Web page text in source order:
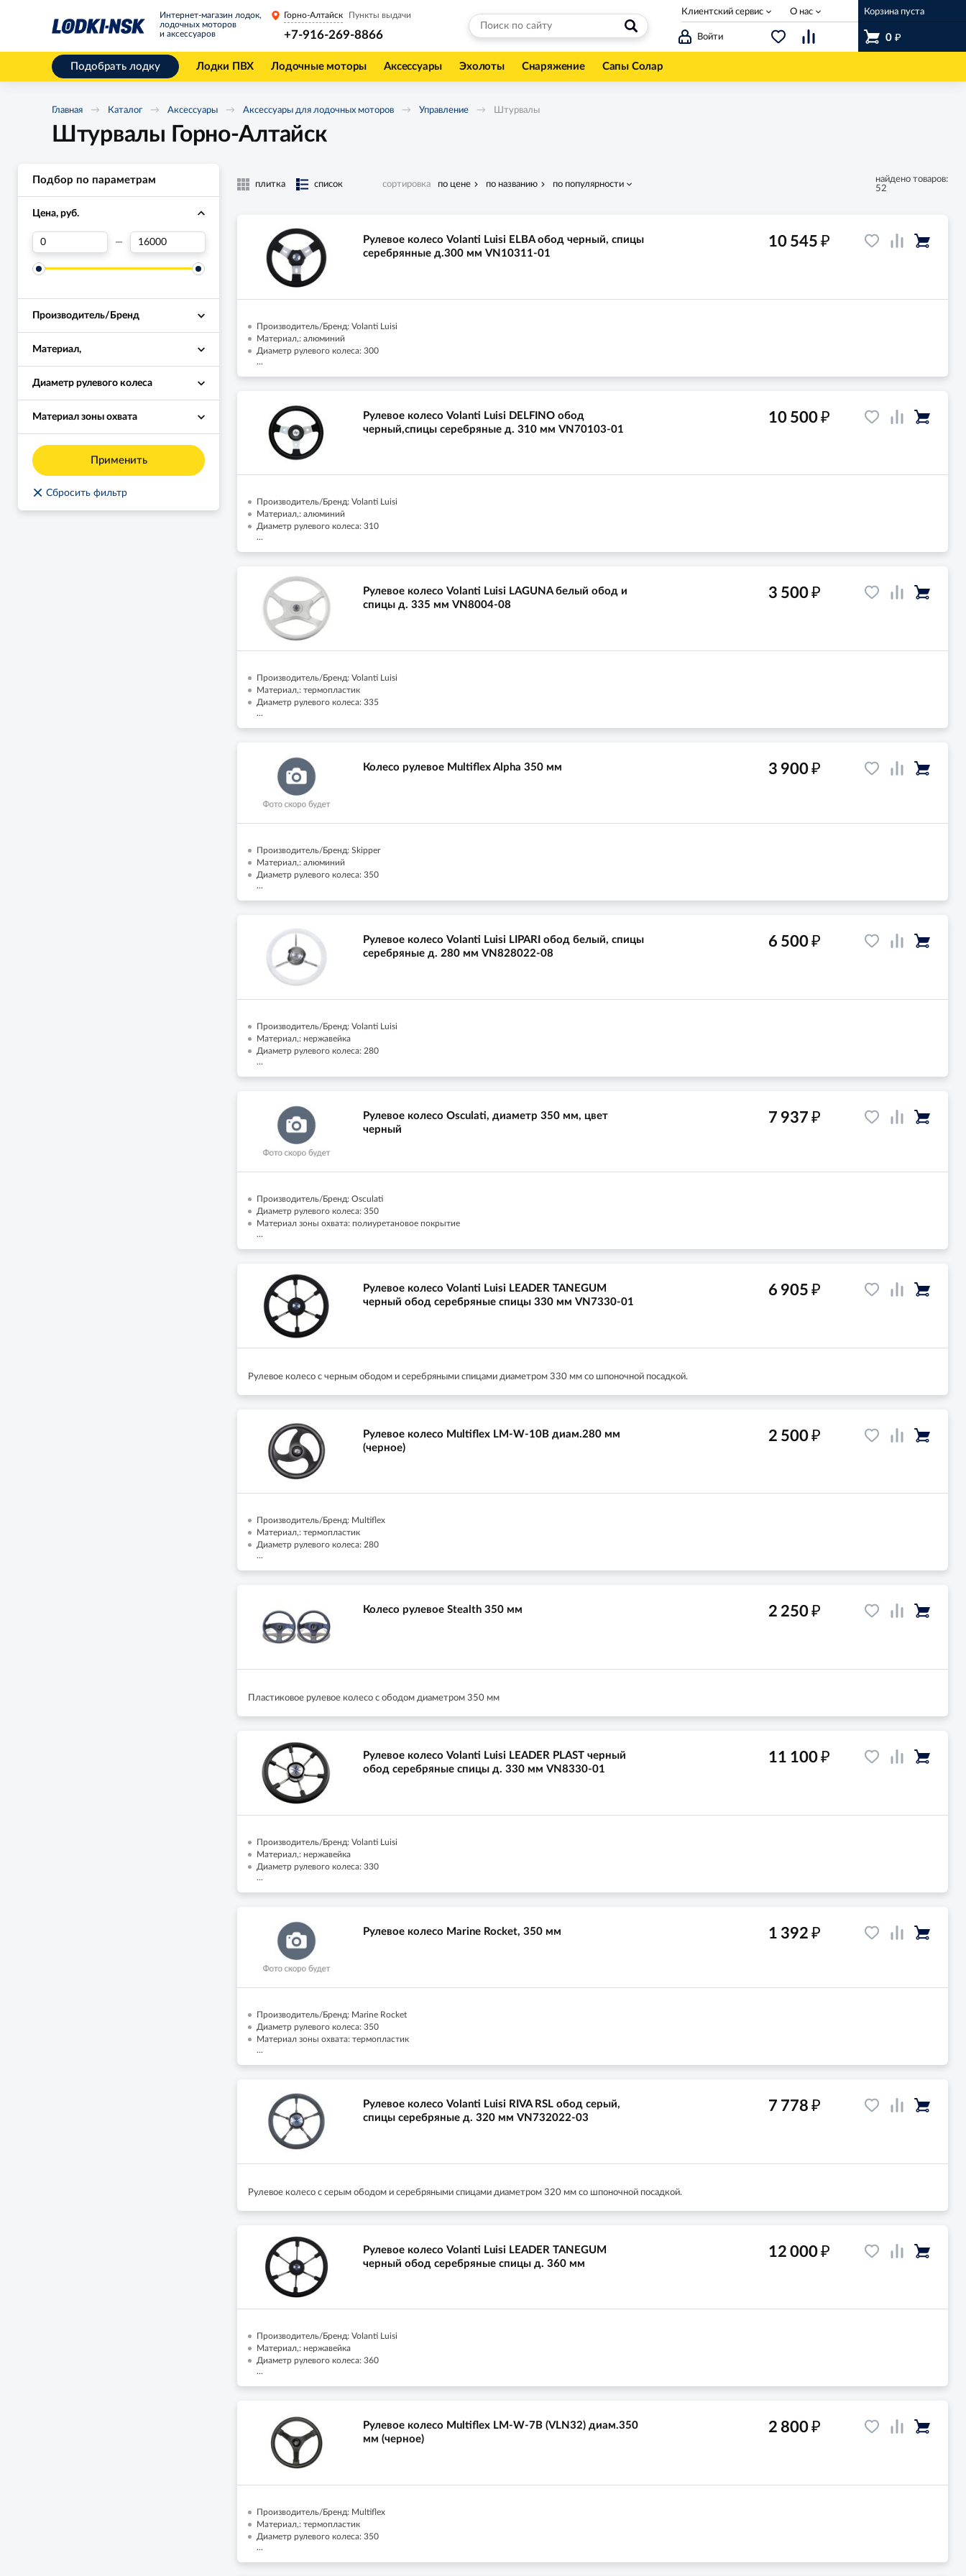
Интернет-магазин лодок,
лодочных моторов
и аксессуаров
Войти
Корзина пуста
0 ₽
Горно-Алтайск Пункты выдачи
+7-916-269-8866
Клиентский сервис О нас
Подобрать лодку Лодки ПВХ Лодочные моторы Аксессуары Эхолоты Снаряжение Сапы Солар
Главная Каталог Аксессуары Аксессуары для лодочных моторов Управление Штурвалы
Штурвалы Горно-Алтайск
Подбор по параметрам
Цена, руб.
—
Производитель/Бренд
Материал,
Диаметр рулевого колеса
Материал зоны охвата
Применить
× Сбросить фильтр
плитка список сортировка по цене по названию по популярности
найдено товаров:
52
Рулевое колесо Volanti Luisi ELBA обод черный, спицы
серебрянные д.300 мм VN10311-01
Производитель/Бренд: Volanti Luisi
Материал,: алюминий
Диаметр рулевого колеса: 300
...
10 545 ₽
Рулевое колесо Volanti Luisi DELFINO обод
черный,спицы серебряные д. 310 мм VN70103-01
Производитель/Бренд: Volanti Luisi
Материал,: алюминий
Диаметр рулевого колеса: 310
...
10 500₽
Рулевое колесо Volanti Luisi LAGUNA белый обод и
спицы д. 335 мм VN8004-08
Производитель/Бренд: Volanti Luisi
Материал,: термопластик
Диаметр рулевого колеса: 335
...
3 500₽
Колесо рулевое Multiflex Alpha 350 мм
Производитель/Бренд: Skipper
Материал,: алюминий
Диаметр рулевого колеса: 350
...
3 900₽
Рулевое колесо Volanti Luisi LIPARI обод белый, спицы
серебряные д. 280 мм VN828022-08
Производитель/Бренд: Volanti Luisi
Материал,: нержавейка
Диаметр рулевого колеса: 280
...
6 500₽
Рулевое колесо Osculati, диаметр 350 мм, цвет
черный
Производитель/Бренд: Osculati
Диаметр рулевого колеса: 350
Материал зоны охвата: полиуретановое покрытие
...
7 937₽
Рулевое колесо Volanti Luisi LEADER TANEGUM
черный обод серебряные спицы 330 мм VN7330-01
Рулевое колесо с черным ободом и серебряными спицами диаметром 330 мм со шпоночной посадкой.
6 905₽
Рулевое колесо Multiflex LM-W-10B диам.280 мм
(черное)
Производитель/Бренд: Multiflex
Материал,: термопластик
Диаметр рулевого колеса: 280
...
2 500₽
Колесо рулевое Stealth 350 мм
Пластиковое рулевое колесо с ободом диаметром 350 мм
2 250₽
Рулевое колесо Volanti Luisi LEADER PLAST черный
обод серебряные спицы д. 330 мм VN8330-01
Производитель/Бренд: Volanti Luisi
Материал,: нержавейка
Диаметр рулевого колеса: 330
...
11 100₽
Рулевое колесо Marine Rocket, 350 мм
Производитель/Бренд: Marine Rocket
Диаметр рулевого колеса: 350
Материал зоны охвата: термопластик
...
1 392₽
Рулевое колесо Volanti Luisi RIVA RSL обод серый,
спицы серебряные д. 320 мм VN732022-03
Рулевое колесо с серым ободом и серебряными спицами диаметром 320 мм со шпоночной посадкой.
7 778₽
Рулевое колесо Volanti Luisi LEADER TANEGUM
черный обод серебряные спицы д. 360 мм
Производитель/Бренд: Volanti Luisi
Материал,: нержавейка
Диаметр рулевого колеса: 360
...
12 000₽
Рулевое колесо Multiflex LM-W-7В (VLN32) диам.350
мм (черное)
Производитель/Бренд: Multiflex
Материал,: термопластик
Диаметр рулевого колеса: 350
...
2 800₽